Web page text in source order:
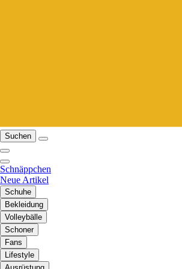
Suchen
Schnäppchen
Neue Artikel
Schuhe
Bekleidung
Volleybälle
Schoner
Fans
Lifestyle